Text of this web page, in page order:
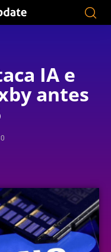
IA e
antes